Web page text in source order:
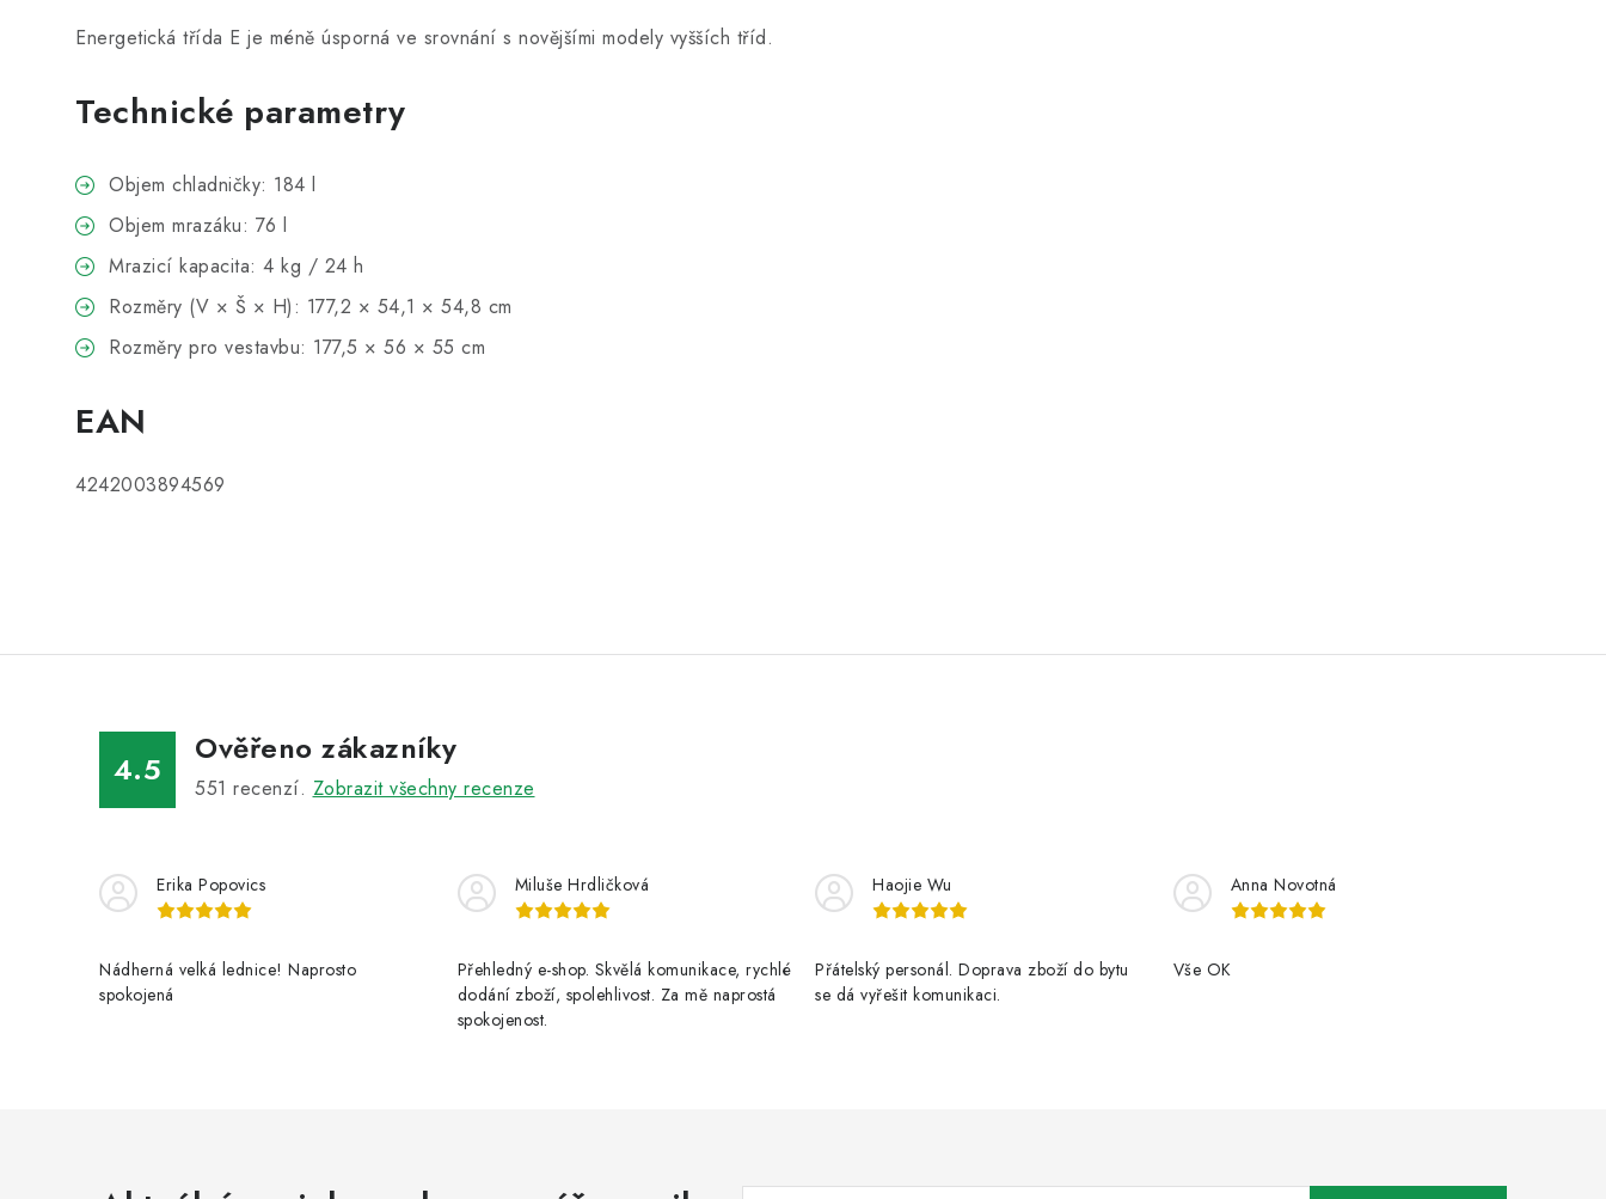
Energetická třída E je méně úsporná ve srovnání s novějšími modely vyšších tříd.
Technické parametry
Objem chladničky: 184 l
Objem mrazáku: 76 l
Mrazicí kapacita: 4 kg / 24 h
Rozměry (V × Š × H): 177,2 × 54,1 × 54,8 cm
Rozměry pro vestavbu: 177,5 × 56 × 55 cm
EAN
4242003894569
4.5
Ověřeno zákazníky
551 recenzí. Zobrazit všechny recenze
Erika Popovics
Nádherná velká lednice! Naprosto
spokojená
Miluše Hrdličková
Přehledný e-shop. Skvělá komunikace, rychlé
dodání zboží, spolehlivost. Za mě naprostá
spokojenost.
Haojie Wu
Přátelský personál. Doprava zboží do bytu
se dá vyřešit komunikaci.
Anna Novotná
Vše OK